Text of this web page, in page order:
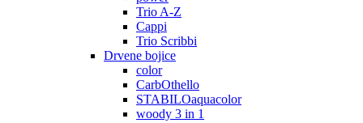
Trio A-Z
Cappi
Trio Scribbi
Drvene bojice
color
CarbOthello
STABILOaquacolor
woody 3 in 1